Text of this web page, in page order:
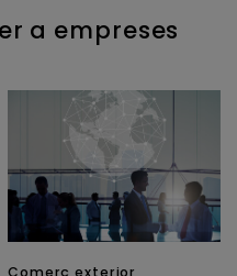
a empreses